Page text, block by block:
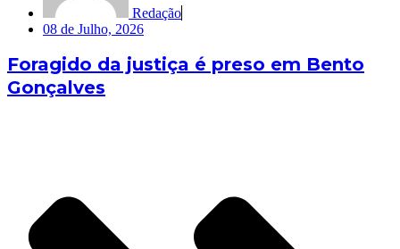
Redação
08 de Julho, 2026
Foragido da justiça é preso em Bento
Gonçalves